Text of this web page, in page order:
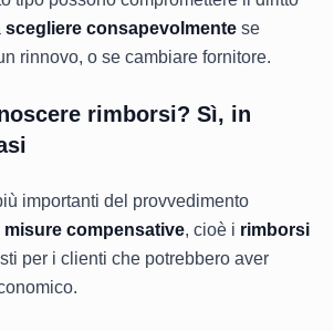
scegliere consapevolmente se
rinnovo, o se cambiare fornitore.
rimborsi? Sì, in
importanti del provvedimento
misure compensative, cioè i rimborsi
per i clienti che potrebbero aver